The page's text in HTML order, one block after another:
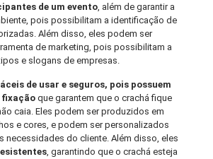
de um evento, além de garantir a
pois possibilitam a identificação de
Além disso, eles podem ser
de marketing, pois possibilitam a
e slogans de empresas.
de usar e seguros, pois possuem
fixação que garantem que o crachá fique
caia. Eles podem ser produzidos em
e cores, e podem ser personalizados
necessidades do cliente. Além disso, eles
, garantindo que o crachá esteja